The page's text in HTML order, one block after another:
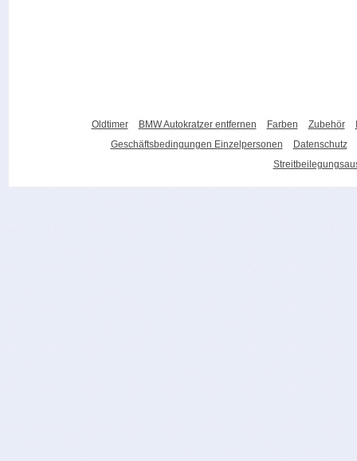
Oldtimer BMW Autokratzer entfernen Farben Zubehör
Geschäftsbedingungen Einzelpersonen
Datenschutz